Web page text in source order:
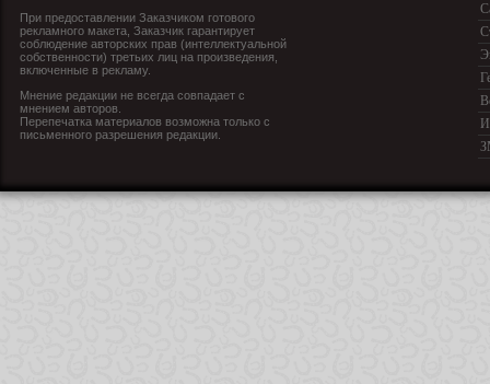
При предоставлении Заказчиком готового
рекламного макета, Заказчик гарантирует
соблюдение авторских прав (интеллектуальной
собственности) третьих лиц на произведения,
включенные в рекламу.
Мнение редакции не всегда совпадает с
мнением авторов.
Перепечатка материалов возможна только с
письменного разрешения редакции.